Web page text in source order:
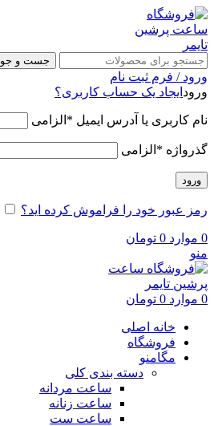
جست و جو
ورود / فرم ثبت نام
ورود ایجاد یک حساب کاربری؟
نام کاربری یا آدرس ایمیل * الزامی
گذرواژه * الزامی
ورود
رمز عبور خود را فراموش کرده اید؟
0 موارد 0 تومان
منو
0 موارد 0 تومان
خانه اصلی
فروشگاه
مگامنو
دسته بندی کلی
ساعت مردانه
ساعت زنانه
ساعت ست